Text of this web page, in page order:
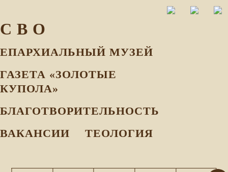
С В О
ЕПАРХИАЛЬНЫЙ МУЗEЙ
ГАЗЕТА «ЗОЛОТЫЕ
КУПОЛА»
БЛАГОТВОРИТЕЛЬНОСТЬ
ВАКАНСИИ
ТЕОЛОГИЯ